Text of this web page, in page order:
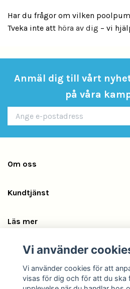
Har du frågor om vilken
Tveka inte att höra av dig – vi
Anmäl dig till vårt
på våra
Om oss
Kundtjänst
Läs mer
Sociala medier
Vi använder
Vi använder cookies för att
visas för dig och för att du ska